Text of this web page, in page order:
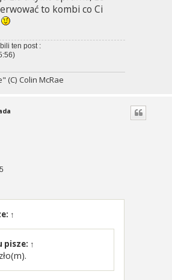
to kombi co Ci
ten post :
(C) Colin McRae
↑
pisze: ↑